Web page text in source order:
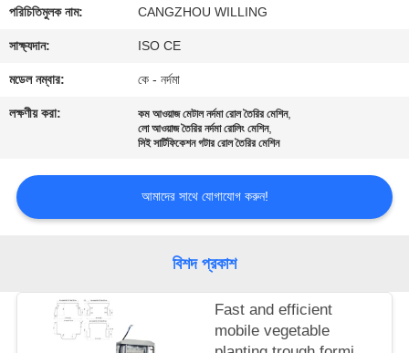
সাইট
ম্যাপ
গোপনীয়তা
পরিচিতিমুলক নাম: CANGZHOU WILLING
সাক্ষ্যদান: ISO CE
মডেল নম্বার: কে - নর্দমা
লক্ষণীয় করা: কম আওয়াজ মেটাল নর্দমা রোল তৈরির মেশিন,
লো আওয়াজ তৈরির নর্দমা রোলিং মেশিন,
সিই সার্টিফিকেশন গটার রোল তৈরির মেশিন
আমাদের সাথে যোগাযোগ করুন!
বিশদ প্রকাশ
Fast and efficient
mobile vegetable